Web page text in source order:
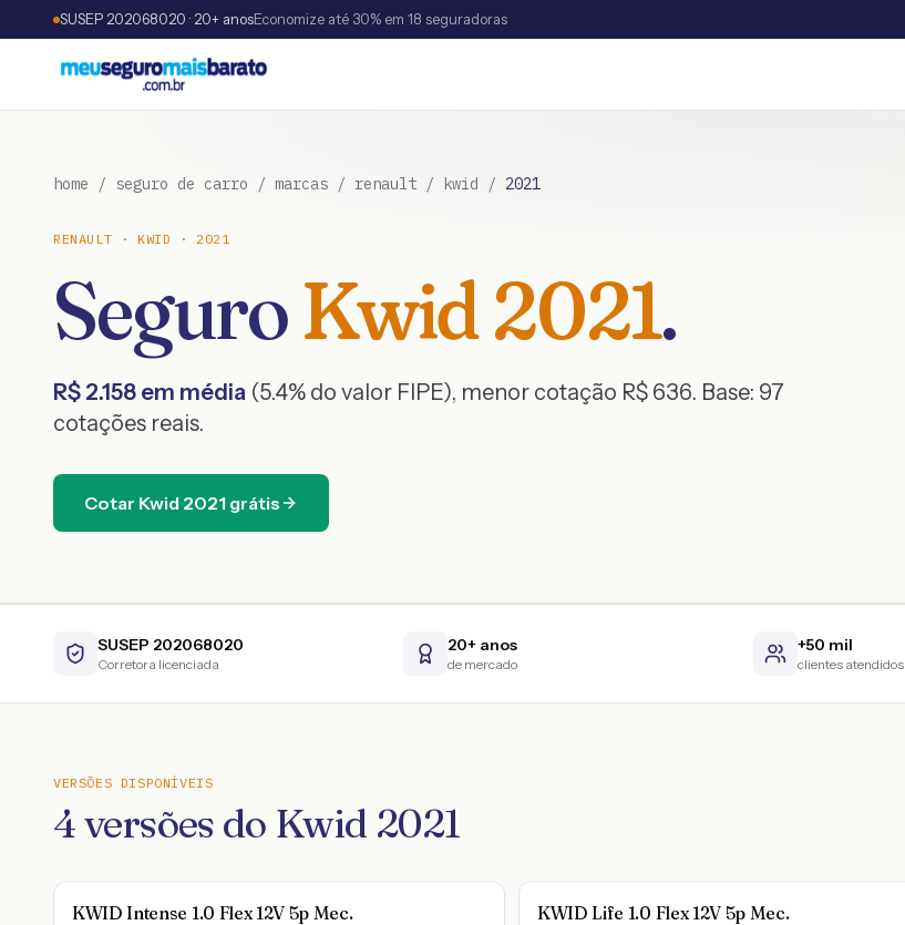
SUSEP 202068020 · 20+ anosEconomize até 30% em 18 seguradoras
home / seguro de carro / marcas / renault / kwid / 2021
RENAULT ·KWID · 2021
SeguroKwid2021.
R$ 2.158 em média (5.4% do valor FIPE), menor cotação R$ 636. Base: 97
cotações reais.
Cotar Kwid 2021 grátis
SUSEP 202068020
Corretora licenciada
20+ anos
de mercado
+50 mil
clientes atendidos
VERSÕES DISPONÍVEIS
4versões do Kwid 2021
KWID Intense 1.0 Flex 12V 5p Mec. KWID Life 1.0 Flex 12V 5p Mec.